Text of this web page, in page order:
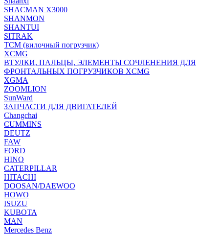
SHACMAN X3000
SHANMON
SHANTUI
SITRAK
TCM (вилочный погрузчик)
XCMG
ВТУЛКИ, ПАЛЬЦЫ, ЭЛЕМЕНТЫ СОЧЛЕНЕНИЯ ДЛЯ
ФРОНТАЛЬНЫХ ПОГРУЗЧИКОВ XCMG
XGMA
ZOOMLION
SunWard
ЗАПЧАСТИ ДЛЯ ДВИГАТЕЛЕЙ
Changchai
CUMMINS
DEUTZ
FAW
FORD
HINO
CATERPILLAR
HITACHI
DOOSAN/DAEWOO
HOWO
ISUZU
KUBOTA
MAN
Mercedes Benz